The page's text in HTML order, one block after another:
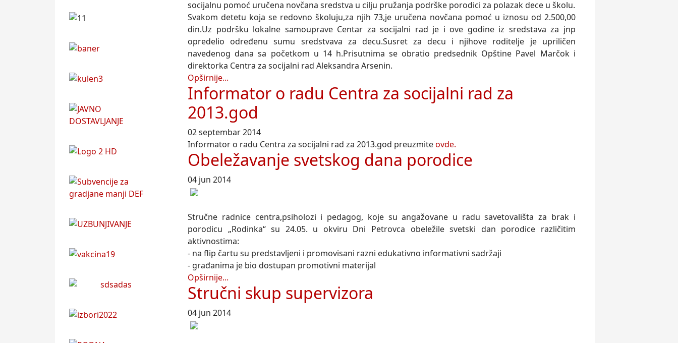
socijalnu pomoć uručena novčana sredstva u cilju pružanja podrške porodici za polazak dece u školu.
Svakom detetu koja se redovno školuju,za njih 73,je uručena novčana pomoć u iznosu od 2.500,00
din.Uz podršku lokalne samouprave Centar za socijalni rad je i ove godine iz sredstava za jnp
opredelio određenu sumu sredstvava za decu.Susret za decu i njihove roditelje je upriličen
navedenog dana sa početkom u 14 h.Prisutnima se obratio predsednik Opštine Pavel Marčok i
direktorka Centra za socijalni rad Aleksandra Arsenin.
Opširnije...
Informator o radu Centra za socijalni rad za
2013.god
02 septembar 2014
Informator o radu Centra za socijalni rad za 2013.god preuzmiteovde.
Obeležavanje svetskog dana porodice
04 jun 2014
Stručne radnice centra,psiholozi i pedagog, koje su angažovane u radu savetovališta za brak i
porodicu „Rodinka“ su 24.05. u okviru Dni Petrovca obeležile svetski dan porodice različitim
aktivnostima:
- na flip čartu su predstavljeni i promovisani razni edukativno informativni sadržaji
- građanima je bio dostupan promotivni materijal
Opširnije...
Stručni skup supervizora
04 jun 2014